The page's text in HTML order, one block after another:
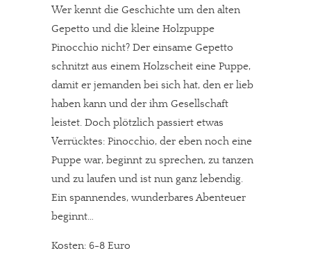
Wer kennt die Geschichte um den alten
Gepetto und die kleine Holzpuppe
Pinocchio nicht? Der einsame Gepetto
schnitzt aus einem Holzscheit eine Puppe,
damit er jemanden bei sich hat, den er lieb
haben kann und der ihm Gesellschaft
leistet. Doch plötzlich passiert etwas
Verrücktes: Pinocchio, der eben noch eine
Puppe war, beginnt zu sprechen, zu tanzen
und zu laufen und ist nun ganz lebendig.
Ein spannendes, wunderbares Abenteuer
beginnt…
Kosten: 6-8 Euro